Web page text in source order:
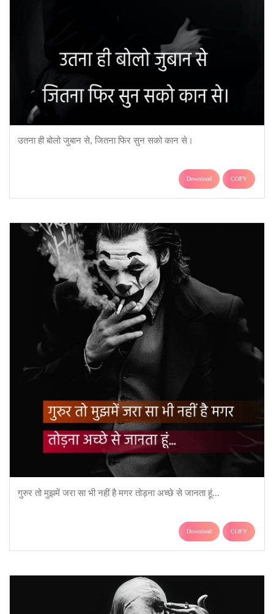
उतना ही बोलो जुबान से, जितना फिर सुन सको कान से।
Download COPY
गुरुर तो मुझमें जरा सा भी नहीं है मगर तोड़ना अच्छे से जानता हूं...
Download COPY